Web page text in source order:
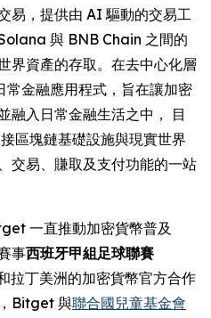
易，提供由 AI 驅動的交易工
與 BNB Chain 之間的
界資產的存取。在去中心化層
常金融應用程式，旨在讓加密
融入日常金融生活之中， 目
區塊鏈基礎設施與現實世界
交易、賺取及支付功能的一站
一直推動加密貨幣普及
事西班牙甲組足球聯賽
拉丁美洲的加密貨幣官方合作
Bitget 與聯合國兒童基金會